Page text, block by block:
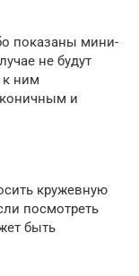
показаны мини-
не будут
к ним
и
кружевную
посмотреть
быть